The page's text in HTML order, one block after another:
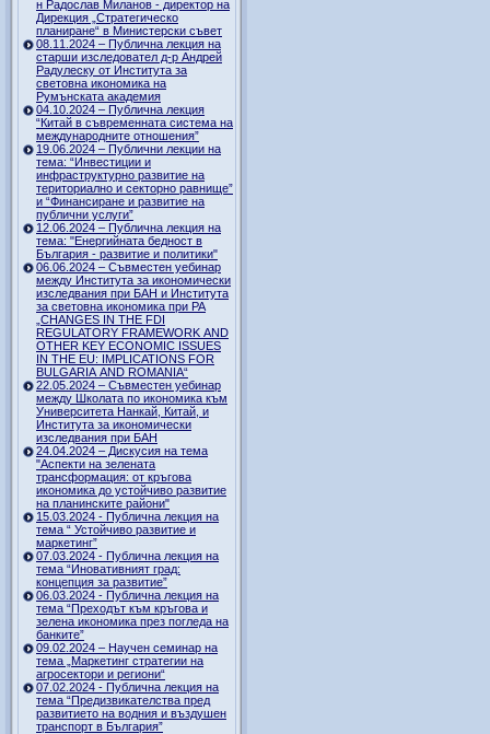
н Радослав Миланов - директор на
Дирекция „Стратегическо
планиране“ в Министерски съвет
08.11.2024 – Публична лекция на
старши изследовател д-р Андрей
Радулеску от Института за
световна икономика на
Румънската академия
04.10.2024 – Публична лекция
“Китай в съвременната система на
международните отношения”
19.06.2024 – Публични лекции на
тема: “Инвестиции и
инфраструктурно развитие на
териториално и секторно равнище”
и “Финансиране и развитие на
публични услуги”
12.06.2024 – Публична лекция на
тема: "Енергийната бедност в
България - развитие и политики"
06.06.2024 – Съвместен уебинар
между Института за икономически
изследвания при БАН и Института
за световна икономика при РА
„CHANGES IN THE FDI
REGULATORY FRAMEWORK AND
OTHER KEY ECONOMIC ISSUES
IN THE EU: IMPLICATIONS FOR
BULGARIA AND ROMANIA“
22.05.2024 – Съвместен уебинар
между Школата по икономика към
Университета Нанкай, Китай, и
Института за икономически
изследвания при БАН
24.04.2024 – Дискусия на тема
"Аспекти на зелената
трансформация: от кръгова
икономика до устойчиво развитие
на планинските райони"
15.03.2024 - Публична лекция на
тема “ Устойчиво развитие и
маркетинг”
07.03.2024 - Публична лекция на
тема “Иновативният град:
концепция за развитие”
06.03.2024 - Публична лекция на
тема “Преходът към кръгова и
зелена икономика през погледа на
банките”
09.02.2024 – Научен семинар на
тема „Маркетинг стратегии на
агросектори и региони“
07.02.2024 - Публична лекция на
тема “Предизвикателства пред
развитието на водния и въздушен
транспорт в България”